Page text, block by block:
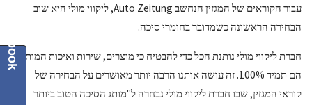
עבור הקוראים של המגזין הנחשב Auto Zeitung, ליקווי מולי היא שוב
הבחירה הראשונה כשמדובר בחומרי סיכה.
חברת ליקווי מולי נותנת הכל כדי להבטיח כי מוצרים, שירות ואיכות המותג
הם תמיד 100%. זה עושה אותנו הרבה יותר מאושרים על הבחירה של
קוראי המגזין, שבו חברת ליקווי מולי נבחרה ל"מותג הסיכה הטוב ביותר
Facebook